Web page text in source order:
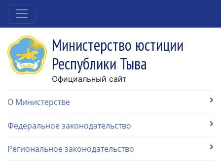
Министерство юстиции
Республики Тыва
Официальный сайт
О Министерстве
Федеральное законодательство
Региональное законодательство